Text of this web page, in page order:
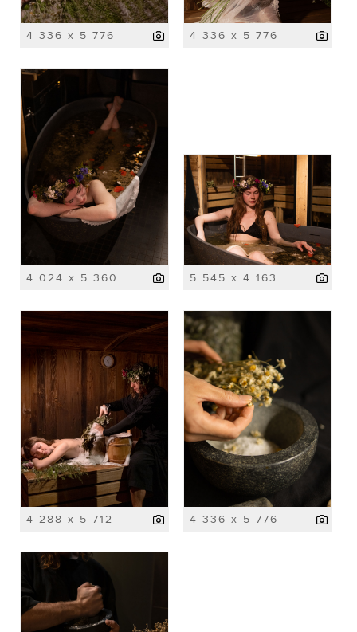
4 336 x 5 776 4 336 x 5 776
4 024 x 5 360 5 545 x 4 163
4 288 x 5 712 4 336 x 5 776